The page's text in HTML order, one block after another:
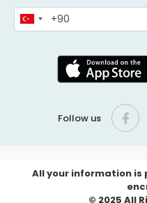
Follow us
All your information is
© 2025 All